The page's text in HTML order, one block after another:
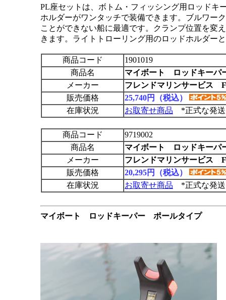
PL座セットは、ボトム・フィッシング用ロッドキ
ホルダーがワンタッチで装備できます。ブルワー
ことができない船に最適です。クランプ位置を変
きます。ライトトローリング用のロッドホルダー
商品コード
1901019
商品名
マイボート ロッドキー
メーカー
フレンドマリンサービス
販売価格
25,740円（税込）
在庫状況
お取寄せ商品 *正式な発送
商品コード
9719002
商品名
マイボート ロッドキーパ
メーカー
フレンドマリンサービス
販売価格
20,295円（税込）
在庫状況
お取寄せ商品 *正式な発送
マイボート ロッドキーパー ポールタイプ